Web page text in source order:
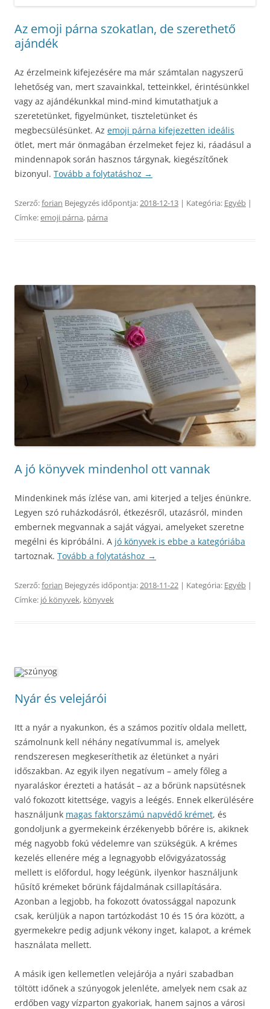
Az emoji párna szokatlan, de szerethető
ajándék
Az érzelmeink kifejezésére ma már számtalan nagyszerű
lehetőség van, mert szavainkkal, tetteinkkel, érintésünkkel
vagy az ajándékunkkal mind-mind kimutathatjuk a
szeretetünket, figyelmünket, tiszteletünket és
megbecsülésünket. Az emoji párna kifejezetten ideális
ötlet, mert már önmagában érzelmeket fejez ki, ráadásul a
mindennapok során hasznos tárgynak, kiegészítőnek
bizonyul. Tovább a folytatáshoz →
Szerző:forian Bejegyzés időpontja:2018-12-13 | Kategória: Egyéb |
Címke:emoji párna, párna
A jó könyvek mindenhol ott vannak
Mindenkinek más ízlése van, ami kiterjed a teljes énünkre.
Legyen szó ruházkodásról, étkezésről, utazásról, minden
embernek megvannak a saját vágyai, amelyeket szeretne
megélni és kipróbálni. A jó könyvek is ebbe a kategóriába
tartoznak. Tovább a folytatáshoz →
Szerző:forian Bejegyzés időpontja:2018-11-22 | Kategória: Egyéb |
Címke: jó könyvek, könyvek
Nyár és velejárói
Itt a nyár a nyakunkon, és a számos pozitív oldala mellett,
számolnunk kell néhány negatívummal is, amelyek
rendszeresen megkeseríthetik az életünket a nyári
időszakban. Az egyik ilyen negatívum – amely főleg a
nyaraláskor érezteti a hatását – az a bőrünk napsütésnek
való fokozott kitettsége, vagyis a leégés. Ennek elkerülésére
használjunk magas faktorszámú napvédő krémet, és
gondoljunk a gyermekeink érzékenyebb bőrére is, akiknek
még nagyobb fokú védelemre van szükségük. A krémes
kezelés ellenére még a legnagyobb elővigyázatosság
mellett is előfordul, hogy leégünk, ilyenkor használjunk
hűsítő krémeket bőrünk fájdalmának csillapítására.
Azonban a legjobb, ha fokozott óvatossággal napozunk
csak, kerüljük a napon tartózkodást 10 és 15 óra között, a
gyermekekre pedig adjunk vékony inget, kalapot, a krémek
használata mellett.
A másik igen kellemetlen velejárója a nyári szabadban
töltött időnek a szúnyogok jelenléte, amelyek nem csak az
erdőben vagy vízparton gyakoriak, hanem sajnos a városi